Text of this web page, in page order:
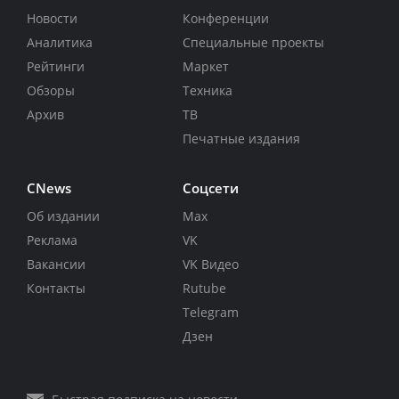
Новости
Аналитика
Рейтинги
Обзоры
Архив
Конференции
Специальные проекты
Маркет
Техника
ТВ
Печатные издания
CNews
Об издании
Реклама
Вакансии
Контакты
Соцсети
Max
VK
VK Видео
Rutube
Telegram
Дзен